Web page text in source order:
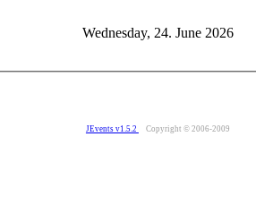
Wednesday, 24. June 2026
JEvents v1.5.2 Copyright © 2006-2009